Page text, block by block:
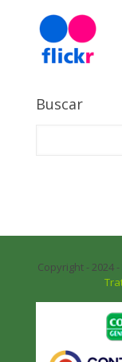
Buscar
Copyright - 2024 -